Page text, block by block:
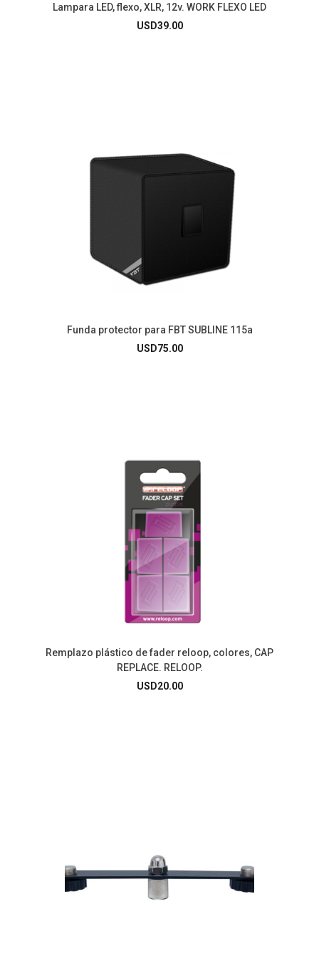
Lampara LED, flexo, XLR, 12v. WORK FLEXO LED
USD39.00
Funda protector para FBT SUBLINE 115a
USD75.00
Remplazo plástico de fader reloop, colores, CAP
REPLACE. RELOOP.
USD20.00